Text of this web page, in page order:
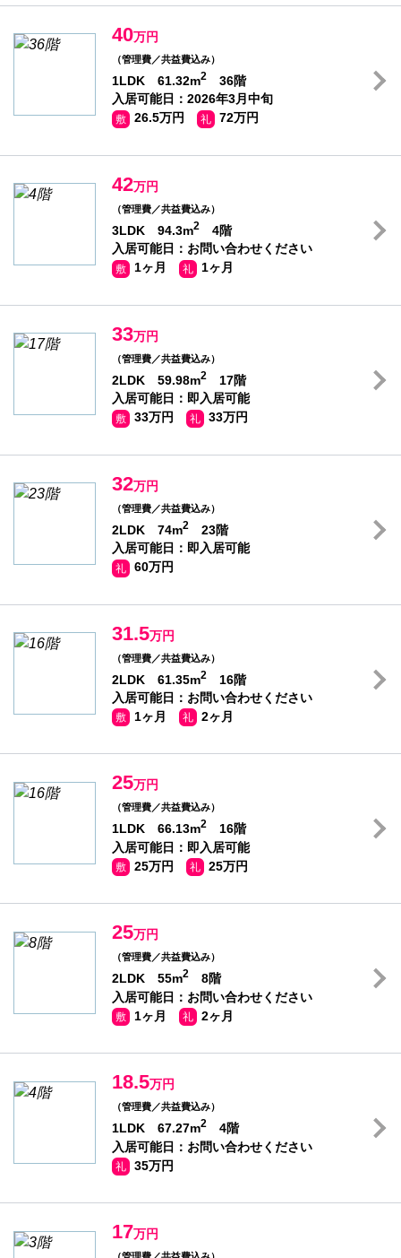
40万円
（管理費／共益費込み）
1LDK 61.32m2
36階
入居可能日：2026年3月中旬
敷 26.5万円 礼 72万円
42万円
（管理費／共益費込み）
3LDK 94.3m2
4階
入居可能日：お問い合わせください
敷 1ヶ月 礼 1ヶ月
33万円
（管理費／共益費込み）
2LDK 59.98m2
17階
入居可能日：即入居可能
敷 33万円 礼 33万円
32万円
（管理費／共益費込み）
2LDK 74m2
23階
入居可能日：即入居可能
礼 60万円
31.5万円
（管理費／共益費込み）
2LDK 61.35m2
16階
入居可能日：お問い合わせください
敷 1ヶ月 礼 2ヶ月
25万円
（管理費／共益費込み）
1LDK 66.13m2
16階
入居可能日：即入居可能
敷 25万円 礼 25万円
25万円
（管理費／共益費込み）
2LDK 55m2
8階
入居可能日：お問い合わせください
敷 1ヶ月 礼 2ヶ月
18.5万円
（管理費／共益費込み）
1LDK 67.27m2
4階
入居可能日：お問い合わせください
礼 35万円
17万円